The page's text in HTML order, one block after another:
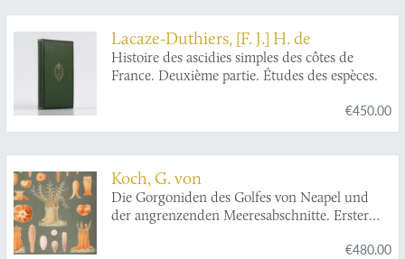
[AND] Les coquilles marines au large des côtes
de France. Faune pélagique et faune abyssale.
Description des familles, genres et espèces.
Lacaze-Duthiers, [F. J.] H. de
Histoire des ascidies simples des côtes de
France. Deuxième partie. Études des espèces.
€450.00
Koch, G. von
Die Gorgoniden des Golfes von Neapel und
der angrenzenden Meeresabschnitte. Erster
€480.00